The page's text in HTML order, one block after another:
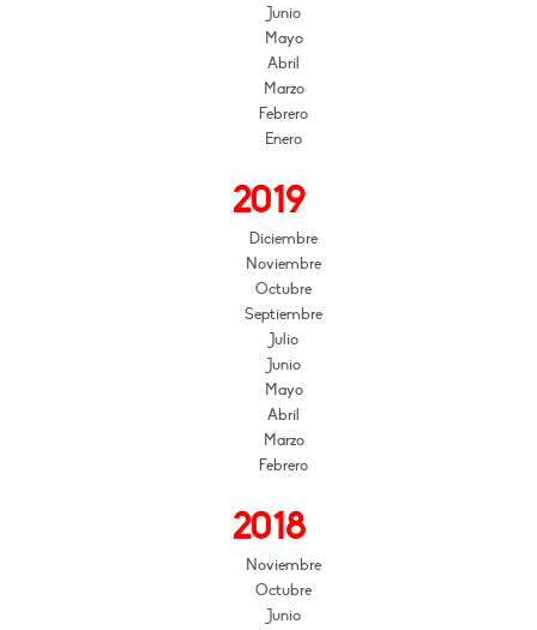
Junio
Mayo
Abril
Marzo
Febrero
Enero
2019
Diciembre
Noviembre
Octubre
Septiembre
Julio
Junio
Mayo
Abril
Marzo
Febrero
2018
Noviembre
Octubre
Junio